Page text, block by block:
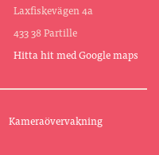
Laxfiskevägen 4a
433 38 Partille
Hitta hit med Google maps
Kameraövervakning